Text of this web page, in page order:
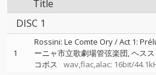
Title
DISC 1
1
Rossini: Le Comte Ory / Act 1:
ーニャ市立歌劇場管弦楽団 ヘス
コボス
wav,flac,alac: 16bit/